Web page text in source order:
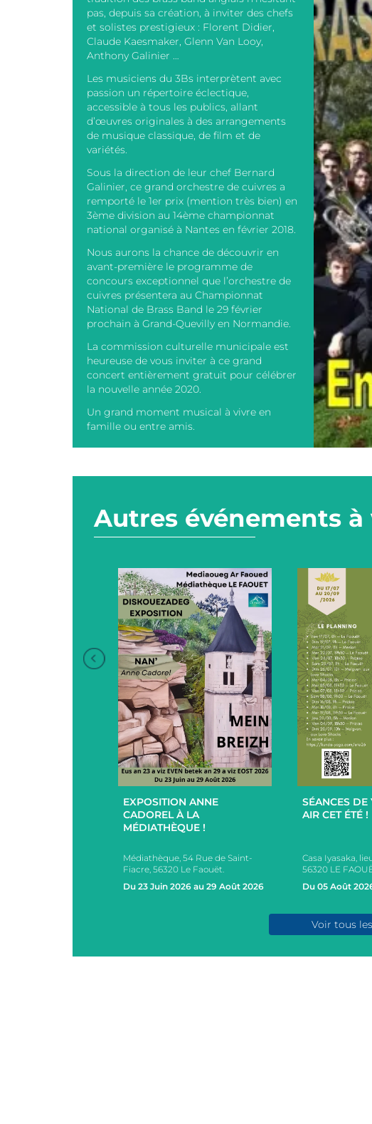
pas, depuis sa création, à inviter des chefs
et solistes prestigieux : Florent Didier,
Claude Kaesmaker, Glenn Van Looy,
Anthony Galinier …
Les musiciens du 3Bs interprètent avec
passion un répertoire éclectique,
accessible à tous les publics, allant
d’œuvres originales à des arrangements
de musique classique, de film et de
variétés.
Sous la direction de leur chef Bernard
Galinier, ce grand orchestre de cuivres a
remporté le 1er prix (mention très bien) en
3ème division au 14ème championnat
national organisé à Nantes en février 2018.
Nous aurons la chance de découvrir en
avant-première le programme de
concours exceptionnel que l’orchestre de
cuivres présentera au Championnat
National de Brass Band le 29 février
prochain à Grand-Quevilly en Normandie.
La commission culturelle municipale est
heureuse de vous inviter à ce grand
concert entièrement gratuit pour célébrer
la nouvelle année 2020.
Un grand moment musical à vivre en
famille ou entre amis.
Autres événements à
+
EXPOSITION ANNE
CADOREL À LA
MÉDIATHÈQUE !
Médiathèque, 54 Rue de Saint-
Fiacre, 56320 Le Faouët.
Du 23 Juin 2026 au 29 Août 2026
SÉANCES DE
AIR CET ÉTÉ !
Casa Iyasaka,
56320 LE
Du 05 Août
Voir tous